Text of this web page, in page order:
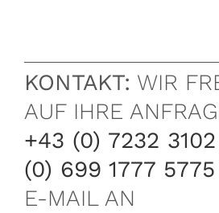
KONTAKT: WIR
AUF IHRE
+43 (0) 7232 3102
(0) 699 1777 5775
E-MAIL AN